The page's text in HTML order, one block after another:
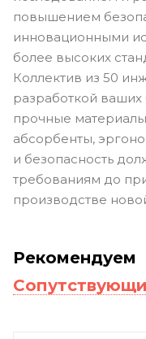
повышением
инновационными
более высоких
Коллектив из 50
разработкой
прочные
абсорбенты,
и безопасность
требованиям до
производстве
Рекомендуем